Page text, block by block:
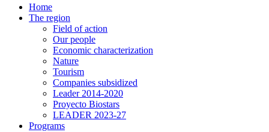
Home
The region
Field of action
Our people
Economic characterization
Nature
Tourism
Companies subsidized
Leader 2014-2020
Proyecto Biostars
LEADER 2023-27
Programs